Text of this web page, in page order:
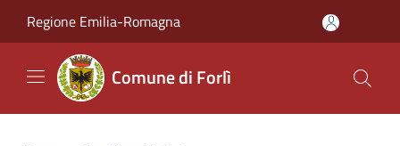
Regione Emilia-Romagna
Comune di Forlì